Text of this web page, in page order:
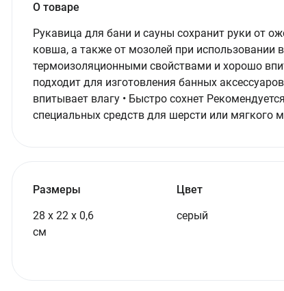
О товаре
Рукавица для бани и сауны сохранит руки от
ковша, а также от мозолей при использовании
термоизоляционными свойствами и хорошо
подходит для изготовления банных
впитывает влагу • Быстро сохнет
специальных средств для шерсти или мягкого
Размеры
28 х 22 х 0,6
см
Цвет
серый